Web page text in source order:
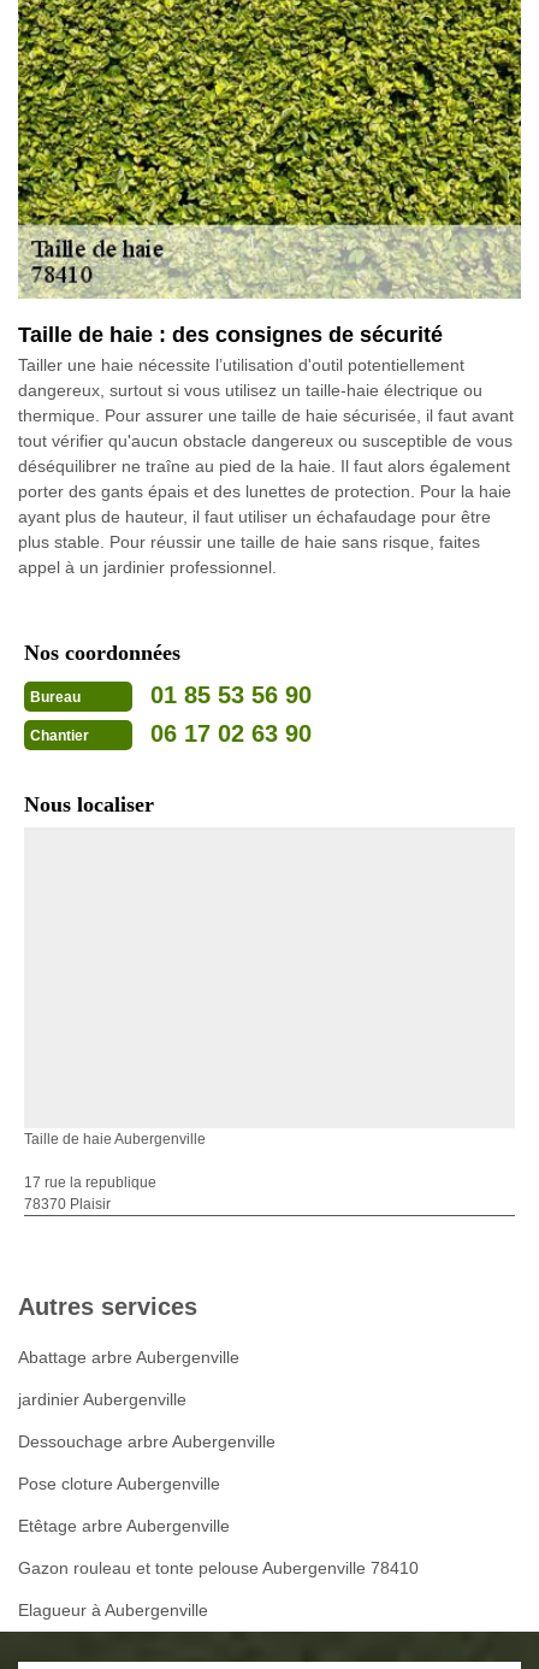
Taille de haie : des consignes de sécurité
Tailler une haie nécessite l’utilisation d'outil potentiellement
dangereux, surtout si vous utilisez un taille-haie électrique ou
thermique. Pour assurer une taille de haie sécurisée, il faut avant
tout vérifier qu'aucun obstacle dangereux ou susceptible de vous
déséquilibrer ne traîne au pied de la haie. Il faut alors également
porter des gants épais et des lunettes de protection. Pour la haie
ayant plus de hauteur, il faut utiliser un échafaudage pour être
plus stable. Pour réussir une taille de haie sans risque, faites
appel à un jardinier professionnel.
Nos coordonnées
Bureau 01 85 53 56 90
Chantier 06 17 02 63 90
Nous localiser
Taille de haie Aubergenville
17 rue la republique
78370 Plaisir
Autres services
Abattage arbre Aubergenville
jardinier Aubergenville
Dessouchage arbre Aubergenville
Pose cloture Aubergenville
Etêtage arbre Aubergenville
Gazon rouleau et tonte pelouse Aubergenville 78410
Elagueur à Aubergenville